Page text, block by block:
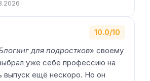
10.0/10
для подростков» своему
уже себе профессию на
выпуск ещё нескоро. Но он